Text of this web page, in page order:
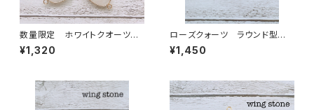
数量限定 ホワイトクオーツ
ワンポイント付き 2カン
¥1,320
ローズクォーツ ラウンド型 2
カン
¥1,450